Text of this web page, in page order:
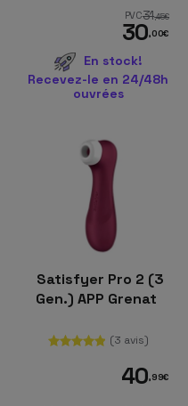
PVC31,45€
30,00€
En stock!
Recevez-le en 24/48h
ouvrées
Satisfyer Pro 2 (3
Gen.) APP Grenat
(3 avis)
40,99€